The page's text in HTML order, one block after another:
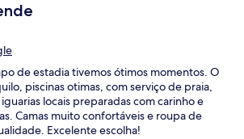
de estadia tivemos ótimos momentos. O
piscinas otimas, com serviço de praia,
locais preparadas com carinho e
Camas muito confortáveis e roupa de
Excelente escolha!